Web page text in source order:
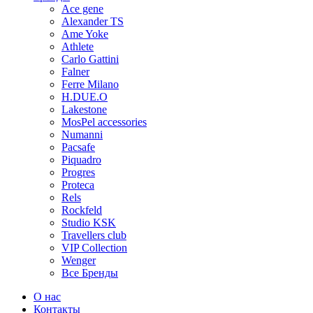
Ace gene
Alexander TS
Ame Yoke
Athlete
Carlo Gattini
Falner
Ferre Milano
H.DUE.O
Lakestone
MosPel accessories
Numanni
Pacsafe
Piquadro
Progres
Proteca
Rels
Rockfeld
Studio KSK
Travellers club
VIP Collection
Wenger
Все Бренды
О нас
Контакты